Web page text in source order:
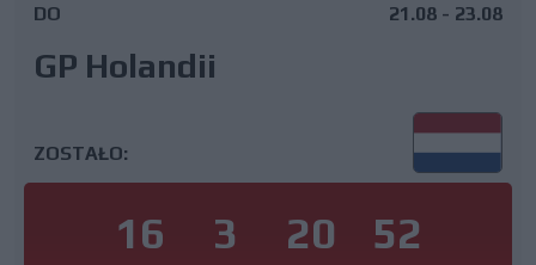
DO
GP Holandii
21.08 - 23.08
ZOSTAŁO:
16 3 20 51